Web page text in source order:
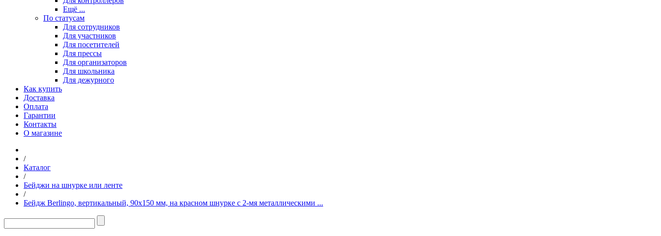
Ещё ...
По статусам
Для сотрудников
Для участников
Для посетителей
Для прессы
Для организаторов
Для школьника
Для дежурного
Как купить
Доставка
Оплата
Гарантии
Контакты
О магазине
/
Каталог
/
Бейджи на шнурке или ленте
/
Бейдж Berlingo, вертикальный, 90х150 мм, на красном шнурке с 2-мя металлическими ...